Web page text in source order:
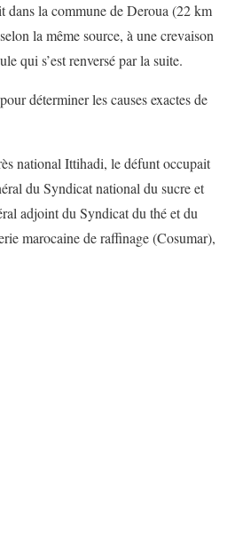
dans la commune de Deroua (22 km
la même source, à une crevaison
qui s’est renversé par la suite.
déterminer les causes exactes de
national Ittihadi, le défunt occupait
du Syndicat national du sucre et
adjoint du Syndicat du thé et du
marocaine de raffinage (Cosumar),